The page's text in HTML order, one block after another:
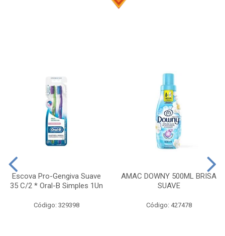
Escova Pro-Gengiva Suave
35 C/2 * Oral-B Simples 1Un
Código: 329398
AMAC DOWNY 500ML BRISA
SUAVE
Código: 427478